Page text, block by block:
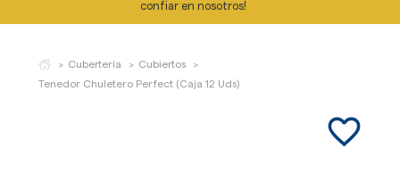
confiar en nosotros!
Cubertería
Cubiertos
Tenedor Chuletero Perfect (Caja 12 Uds)
favorite_border